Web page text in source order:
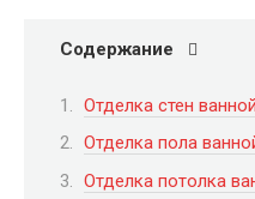
Содержание
Отделка стен
Отделка пола
Отделка потолка